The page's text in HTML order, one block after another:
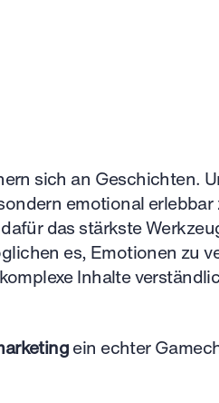
sich an Geschichten.
emotional erlebbar
das stärkste
es, Emotionen zu
Inhalte
ein echter